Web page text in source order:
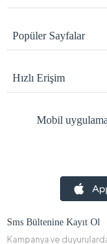
Popüler Sayfalar
Hızlı Erişim
Mobil
Sms Bültenine Kayıt Ol
Kampanya ve